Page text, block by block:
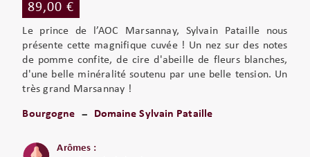
89,00 €
Le prince de l’AOC Marsannay, Sylvain Pataille nous
présente cette magnifique cuvée ! Un nez sur des notes
de pomme confite, de cire d'abeille de fleurs blanches,
d'une belle minéralité soutenu par une belle tension. Un
très grand Marsannay !
Bourgogne Domaine Sylvain Pataille
Arômes :